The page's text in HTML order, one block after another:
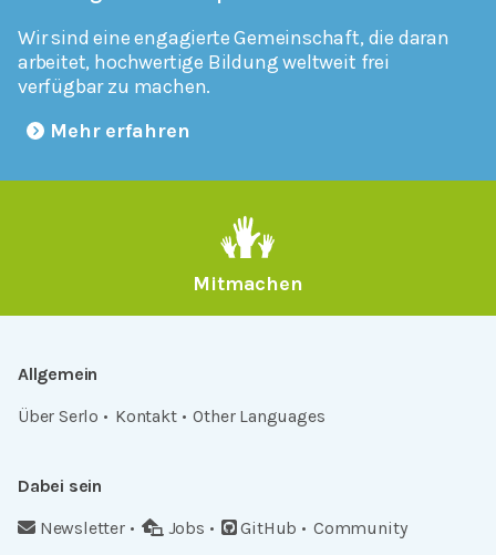
Wir sind eine engagierte Gemeinschaft, die daran
arbeitet, hochwertige Bildung weltweit frei
verfügbar zu machen.
Mehr erfahren
Mitmachen
Allgemein
Über Serlo
Kontakt Other Languages
Dabei sein
Newsletter
Jobs GitHub Community